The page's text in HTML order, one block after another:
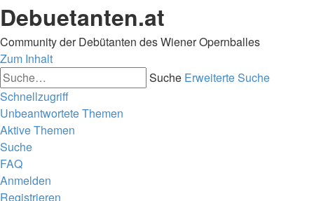
Debuetanten.at
Community der Debütanten des Wiener Opernballes
Zum Inhalt
Suche Erweiterte Suche
Schnellzugriff
Unbeantwortete Themen
Aktive Themen
Suche
FAQ
Anmelden
Registrieren